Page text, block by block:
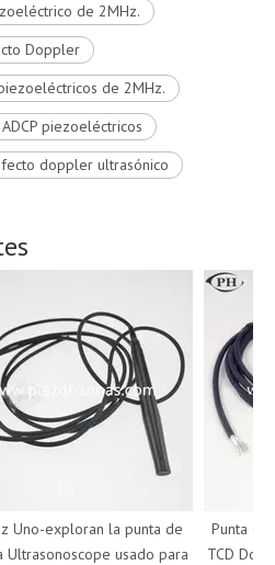
de 2MHz.
Doppler
de 2MHz.
piezoeléctricos
doppler ultrasónico
Uno-exploran la punta de
usado para
Punta de
TCD